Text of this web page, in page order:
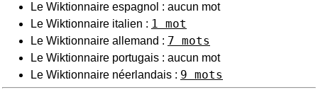
Le Wiktionnaire espagnol : aucun mot
Le Wiktionnaire italien : 1 mot
Le Wiktionnaire allemand : 7 mots
Le Wiktionnaire portugais : aucun mot
Le Wiktionnaire néerlandais : 9 mots